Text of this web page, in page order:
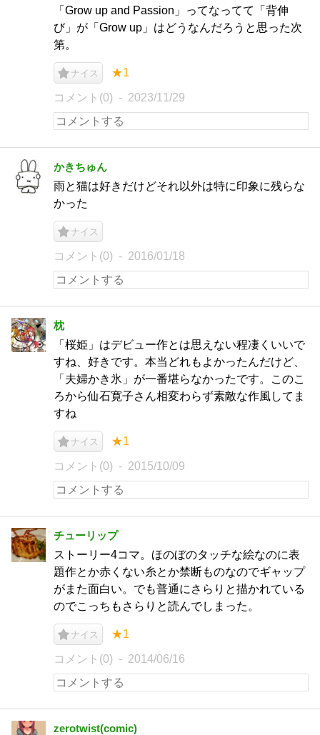
「Grow up and Passion」ってなってて「背伸
び」が「Grow up」はどうなんだろうと思った次
第。
ナイス ★1
コメント(0) 2023/11/29
かきちゅん
雨と猫は好きだけどそれ以外は特に印象に残らな
かった
ナイス
コメント(0) 2016/01/18
枕
「桜姫」はデビュー作とは思えない程凄くいいで
すね、好きです。本当どれもよかったんだけど、
「夫婦かき氷」が一番堪らなかったです。このこ
ろから仙石寛子さん相変わらず素敵な作風してま
すね
ナイス ★1
コメント(0) 2015/10/09
チューリップ
ストーリー4コマ。ほのぼのタッチな絵なのに表
題作とか赤くない糸とか禁断ものなのでギャップ
がまた面白い。でも普通にさらりと描かれている
のでこっちもさらりと読んでしまった。
ナイス ★1
コメント(0) 2014/06/16
zerotwist(comic)